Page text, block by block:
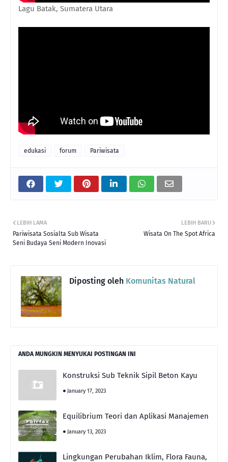
Lagu Batak, Sumatera Utara
edukasi forum Pariwisata
LEBIH BARU
Wisata On The Spot Africa
LEBIH LAMA
Pariwisata Sosialta Sub Wisata
Seni Budaya Seni Modern Inovasi
Diposting oleh Komunitas Natural
ANDA MUNGKIN MENYUKAI POSTINGAN INI
Konstruksi Sub Teknik Sipil Beton Kayu
January 17, 2023
Equilibrium Teori dan Aplikasi Manajemen
January 13, 2023
Lingkungan Perubahan Iklim, Flora Fauna,